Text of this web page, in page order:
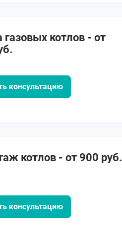
котлов - от
консультацию
котлов - от 900 руб.
консультацию